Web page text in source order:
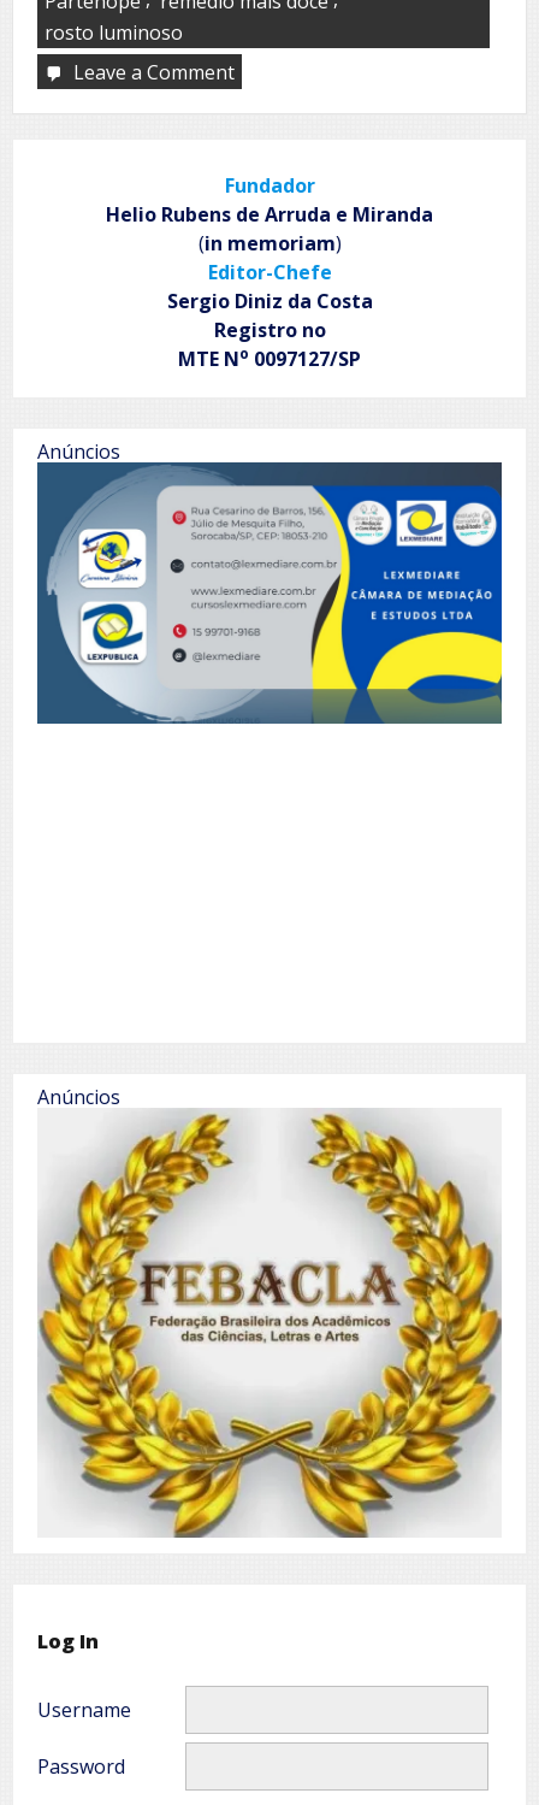
rosto luminoso
Leave a Commenton
Fundador
Helio Rubens de Arruda e Miranda
(in memoriam)
Editor-Chefe
Sergio Diniz da Costa
Registro no
MTE No 0097127/SP
Anúncios
Anúncios
Log In
Username
Password